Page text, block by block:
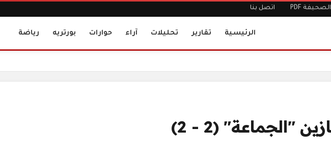
الصحيفة PDF اتصل بنا
الرئيسية تقارير تحليلات آراء حوارات بورتريه رياضة